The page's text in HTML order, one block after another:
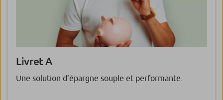
LivretA
Une solution d’épargne souple et performante.